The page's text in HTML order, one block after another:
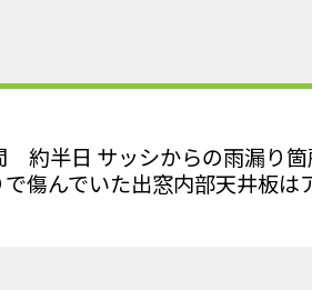
半日 サッシからの雨漏り箇
傷んでいた出窓内部天井板は